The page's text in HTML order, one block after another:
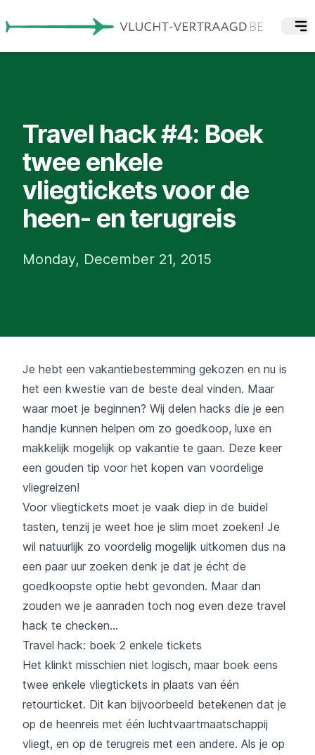
Travel hack #4: Boek
twee enkele
vliegtickets voor de
heen- en terugreis
Monday, December 21, 2015
Je hebt een vakantiebestemming gekozen en nu is
het een kwestie van de beste deal vinden. Maar
waar moet je beginnen? Wij delen hacks die je een
handje kunnen helpen om zo goedkoop, luxe en
makkelijk mogelijk op vakantie te gaan. Deze keer
een gouden tip voor het kopen van voordelige
vliegreizen!
Voor vliegtickets moet je vaak diep in de buidel
tasten, tenzij je weet hoe je slim moet zoeken! Je
wil natuurlijk zo voordelig mogelijk uitkomen dus na
een paar uur zoeken denk je dat je écht de
goedkoopste optie hebt gevonden. Maar dan
zouden we je aanraden toch nog even deze travel
hack te checken…
Travel hack: boek 2 enkele tickets
Het klinkt misschien niet logisch, maar boek eens
twee enkele vliegtickets in plaats van één
retourticket. Dit kan bijvoorbeeld betekenen dat je
op de heenreis met één luchtvaartmaatschappij
vliegt, en op de terugreis met een andere. Als je op